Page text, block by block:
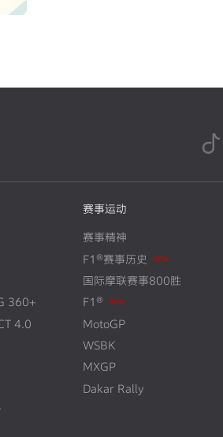
360+
4.0
赛事运动
赛事精神
F1®赛事历史
国际摩联赛事800胜
F1®
MotoGP
WSBK
MXGP
Dakar Rally